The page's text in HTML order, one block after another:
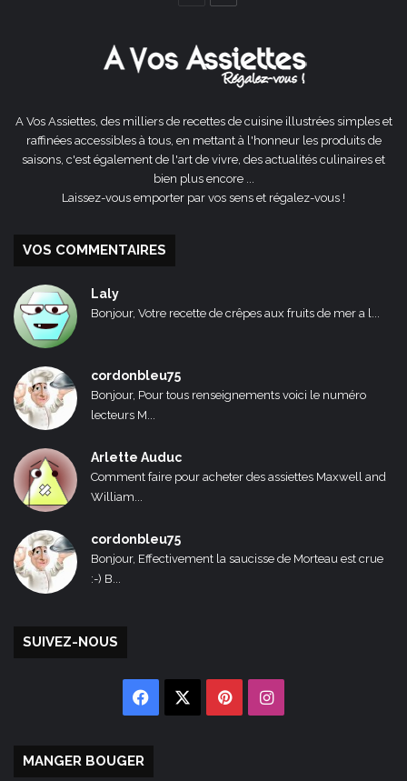
A Vos Assiettes, des milliers de recettes de cuisine illustrées simples et
raffinées accessibles à tous, en mettant à l'honneur les produits de
saisons, c'est également de l'art de vivre, des actualités culinaires et
bien plus encore ...
Laissez-vous emporter par vos sens et régalez-vous !
VOS COMMENTAIRES
Laly
Bonjour, Votre recette de crêpes aux fruits de mer a l...
cordonbleu75
Bonjour, Pour tous renseignements voici le numéro
lecteurs M...
Arlette Auduc
Comment faire pour acheter des assiettes Maxwell and
William...
cordonbleu75
Bonjour, Effectivement la saucisse de Morteau est crue
:-) B...
SUIVEZ-NOUS
Facebook PinterestInstagram
MANGER BOUGER